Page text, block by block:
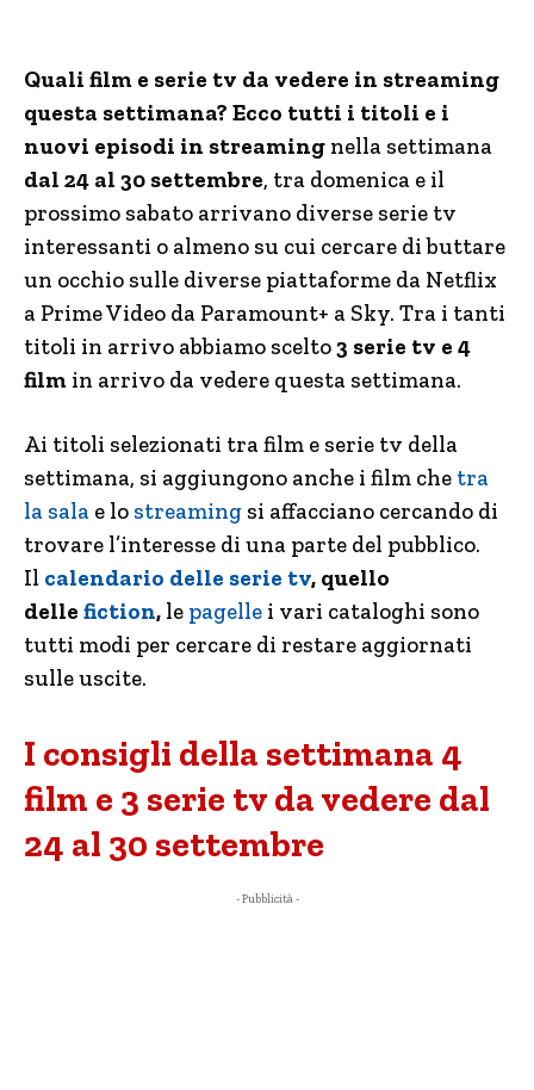
Quali film e serie tv da vedere in streaming
questa settimana? Ecco tutti i titoli e i
nuovi episodi in streaming nella settimana
dal 24 al 30 settembre, tra domenica e il
prossimo sabato arrivano diverse serie tv
interessanti o almeno su cui cercare di buttare
un occhio sulle diverse piattaforme da Netflix
a Prime Video da Paramount+ a Sky. Tra i tanti
titoli in arrivo abbiamo scelto3 serie tv e 4
film in arrivo da vedere questa settimana.
Ai titoli selezionati tra film e serie tv della
settimana, si aggiungono anche i film che tra
la sala e lo streaming si affacciano cercando di
trovare l’interesse di una parte del pubblico.
Il calendario delle serie tv, quello
delle fiction, le pagelle i vari cataloghi sono
tutti modi per cercare di restare aggiornati
sulle uscite.
I consigli della settimana 4
film e 3 serie tv da vedere dal
24 al 30 settembre
- Pubblicità -